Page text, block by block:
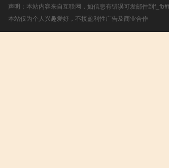
声明：本站内容来自互联网，如信息有错误可发邮件到
本站仅为个人兴趣爱好，不接盈利性广告及商业合作